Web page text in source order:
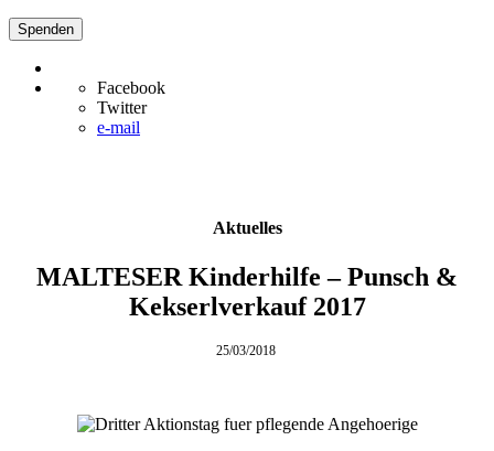
Spenden
Facebook
Twitter
e-mail
Aktuelles
MALTESER Kinderhilfe – Punsch &
Kekserlverkauf 2017
25/03/2018